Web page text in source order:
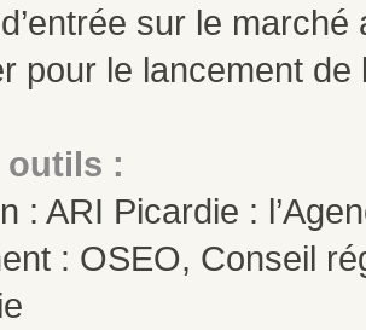
sur le
pour le lancement de
outils :
: ARI Picardie :
: OSEO, Conseil